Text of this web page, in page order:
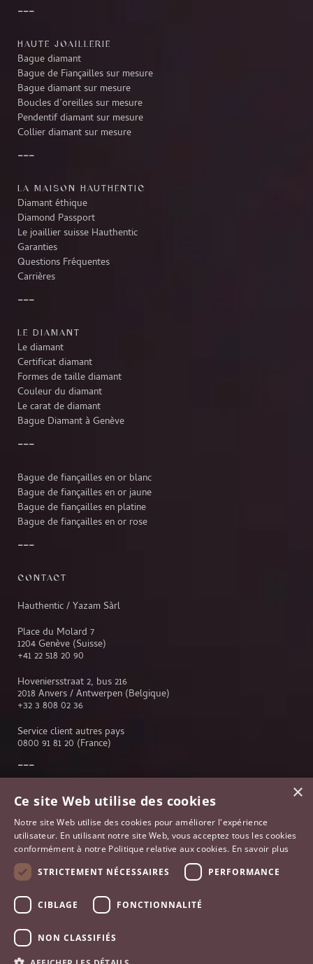
HAUTE JOAILLERIE
Bague diamant
Bague de Fiançailles sur mesure
Bague diamant sur mesure
Boucles d’oreilles sur mesure
Pendentif diamant sur mesure
Collier diamant sur mesure
LA MAISON HAUTHENTIC
Diamant éthique
Diamond Passport
Le joaillier suisse Hauthentic
Garanties
Questions Fréquentes
Carrières
LE DIAMANT
Le diamant
Certificat diamant
Formes de taille diamant
Couleur du diamant
Le carat de diamant
Bague Diamant à Genève
Bague de fiançailles en or blanc
Bague de fiançailles en or jaune
Bague de fiançailles en platine
Bague de fiançailles en or rose
CONTACT
Hauthentic / Yazam Sàrl
Place du Molard 7
1204 Genève (Suisse)
+41 22 518 20 90
Hoveniersstraat 2, bus 216
2018 Anvers / Antwerpen (Belgique)
+32 3 808 02 36
Service client autres pays
0800 91 81 20 (France)
Service client
Lausanne
Anvers
Paris
France
×
Ce site Web utilise des cookies
Notre site Web utilise des cookies pour améliorer l'expérience
utilisateur. En utilisant notre site Web, vous acceptez tous les cookies
conformément à notre Politique relative aux cookies. En savoir plus
STRICTEMENT NÉCESSAIRES
PERFORMANCE
CIBLAGE FONCTIONNALITÉ
NON CLASSIFIÉS